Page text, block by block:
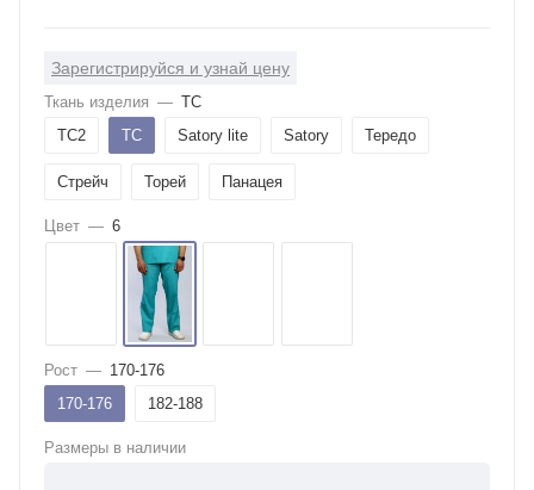
Зарегистрируйся и узнай цену
Ткань изделия — ТС
ТС2
ТС Satory lite Satory Тередо
Стрейч Торей Панацея
Цвет — 6
Рост — 170-176
170-176
182-188
Размеры в наличии